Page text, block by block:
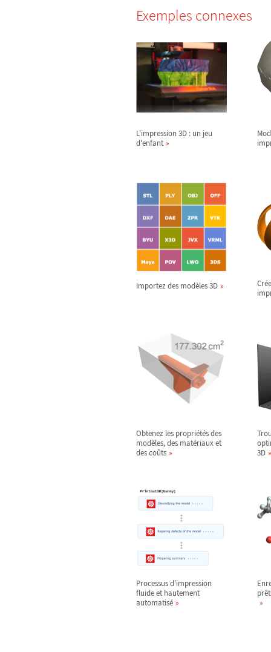
Exemples connexes
L'impression 3D : un jeu
d'enfant
Importez des modèles 3D
Obtenez les propriétés des
modèles, des matériaux et
des coûts
3D
Processus d'impression
fluide et hautement
automatisé